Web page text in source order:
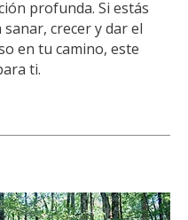
profunda. Si estás
crecer y dar el
en tu camino, este
ti.